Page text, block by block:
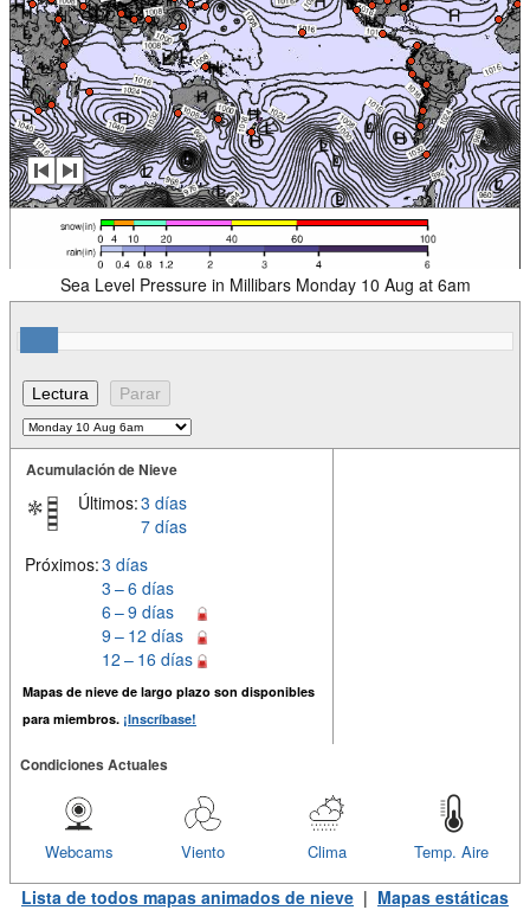
Sea Level Pressure in Millibars Monday 10 Aug at 6am
Acumulación de Nieve
Últimos:3 días
7 días
Próximos:3 días
3 – 6 días
6 – 9 días
9 – 12 días
12 – 16 días
Mapas de nieve de largo plazo son disponibles
para miembros. ¡Inscríbase!
Condiciones Actuales
Temp. Aire
Clima
Viento
Webcams
Lista de todos mapas animados de nieve | Mapas estáticas